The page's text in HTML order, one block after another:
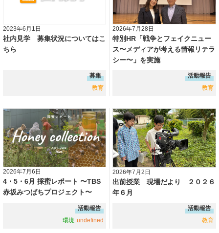
2023年6月1日
社内見学 募集状況についてはこ
ちら
募集
教育
2026年7月28日
特別HR「戦争とフェイクニュー
ス〜メディアが考える情報リテラ
シー〜」を実施
活動報告
教育
2026年7月6日
4・5・6月 採蜜レポート 〜TBS
赤坂みつばちプロジェクト〜
活動報告
環境 undefined
2026年7月2日
出前授業 現場だより ２０２６
年６月
活動報告
教育